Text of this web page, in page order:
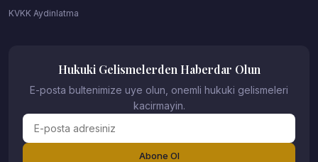
KVKK Aydinlatma
Hukuki Gelismelerden Haberdar Olun
E-posta bultenimize uye olun, onemli hukuki gelismeleri
kacirmayin.
Abone Ol